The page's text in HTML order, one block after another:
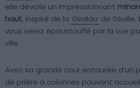
elle dévoile un impressionnant
haut, inspiré de la Giralda de
vous serez époustouflé par la vue
ville.
Avec sa grande cour entourée d’un
de prière à colonnes pouvant